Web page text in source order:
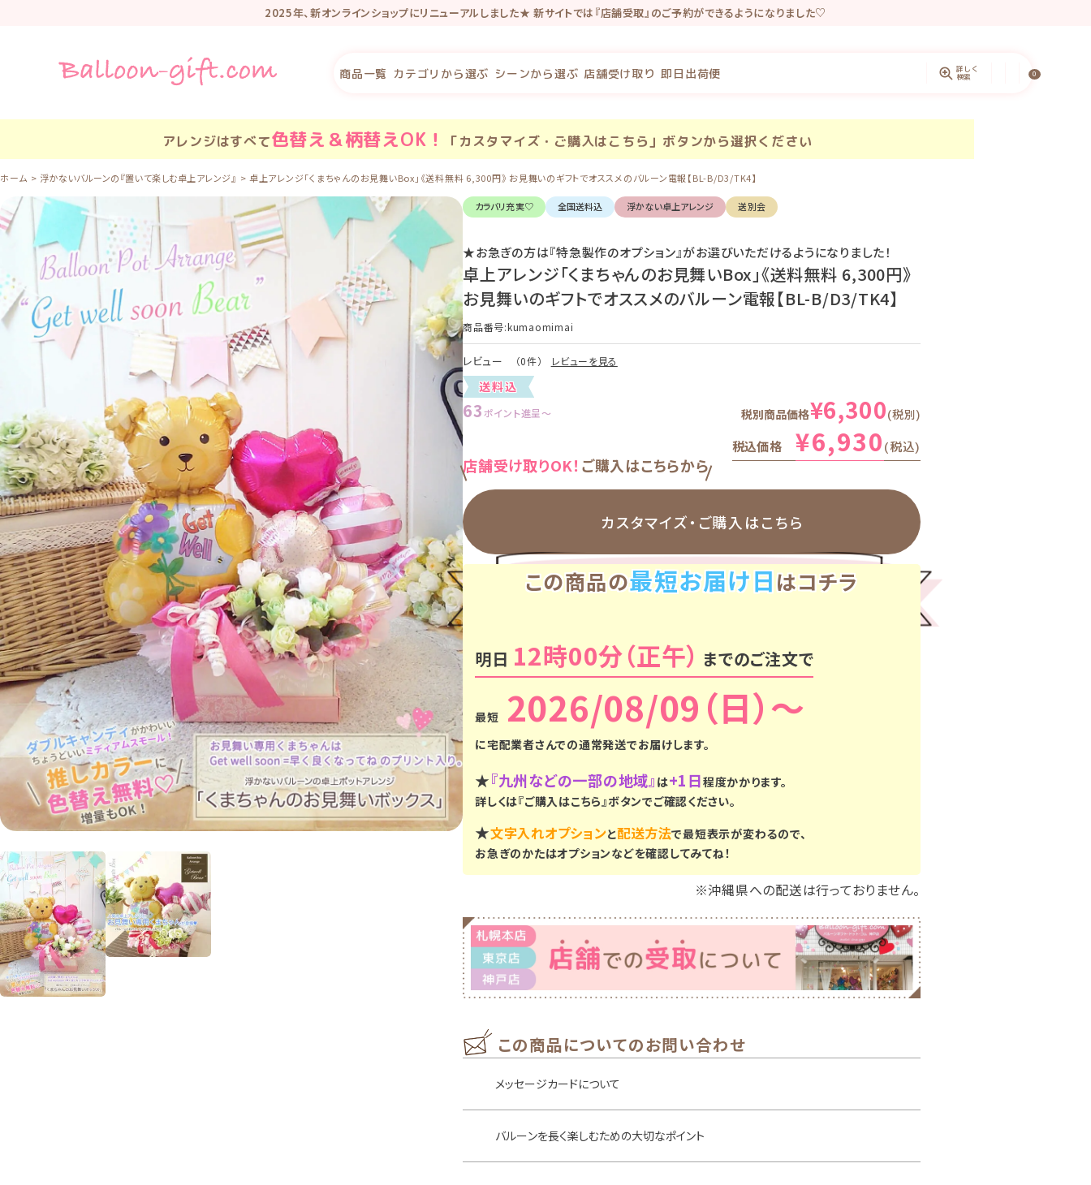
2025年、新オンラインショップにリニューアルしました★ 新サイトでは『店舗受取』のご予約ができるようになりました♡
リニューアル記念で新規会員登録で100P・既存会員様も初回新サイトログインで100Pプレゼントしています。
商品一覧 カテゴリから選ぶ シーンから選ぶ 店舗受け取り 即日出荷便 詳しく
検索 0
アレンジはすべて色替え＆柄替えOK！ 「カスタマイズ・ご購入はこちら」ボタンから選択ください
ホーム 浮かないバルーンの『置いて楽しむ卓上アレンジ』 卓上アレンジ「くまちゃんのお見舞いBox」《送料無料 6,300円》 お見舞いのギフトでオススメのバルーン電報【BL-B/D3/TK4】
カラバリ充実♡ 全国送料込 浮かない卓上アレンジ 送別会
★お急ぎの方は『特急製作のオプション』がお選びいただけるようになりました！
卓上アレンジ「くまちゃんのお見舞いBox」《送料無料 6,300円》
お見舞いのギフトでオススメのバルーン電報【BL-B/D3/TK4】
商品番号 kumaomimai
レビュー （0件） レビューを見る
送料込
63ポイント進呈 〜 税別商品価格¥6,300 税別
税込価格 ¥6,930 税込
店舗受け取りOK！ ご購入はこちらから
カスタマイズ・ ご購入はこちら
この商品の最短お届け日はコチラ
明日 12時00分 までのご注文で
2026/08/09（日）
に宅配業者さんでの通常発送でお届けします。
★『九州などの一部の地域』 は+1日程度かかります。
詳しくは『ご購入はこちら』ボタンでご確認ください。
★文字入れオプションと配送方法で最短表示が変わるので、
お急ぎのかたはオプションなどを確認してみてね！
※沖縄県への配送は行っておりません。
この商品についてのお問い合わせ
メッセージカードについて
バルーンを長く楽しむための大切なポイント